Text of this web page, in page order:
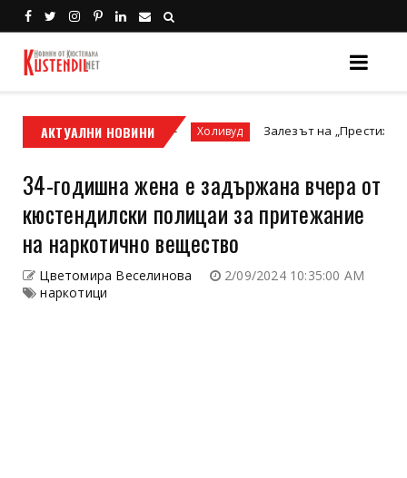
АКТУАЛНИ НОВИНИ
мотор или ATV? Холивуд Залезът на „Престижната
34-годишна жена е задържана вчера от
кюстендилски полицаи за притежание
на наркотично вещество
Цветомира Веселинова
2/09/2024 10:35:00 AM
наркотици